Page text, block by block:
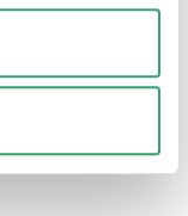
bijvoorbeeld
dan
Je bent
bij stil dat dit
achter de deur